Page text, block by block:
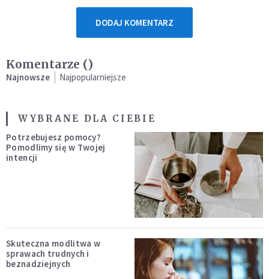
DODAJ KOMENTARZ
Komentarze ()
Najnowsze Najpopularniejsze
WYBRANE DLA CIEBIE
Potrzebujesz pomocy?
Pomodlimy się w Twojej
intencji
Skuteczna modlitwa w
sprawach trudnych i
beznadziejnych